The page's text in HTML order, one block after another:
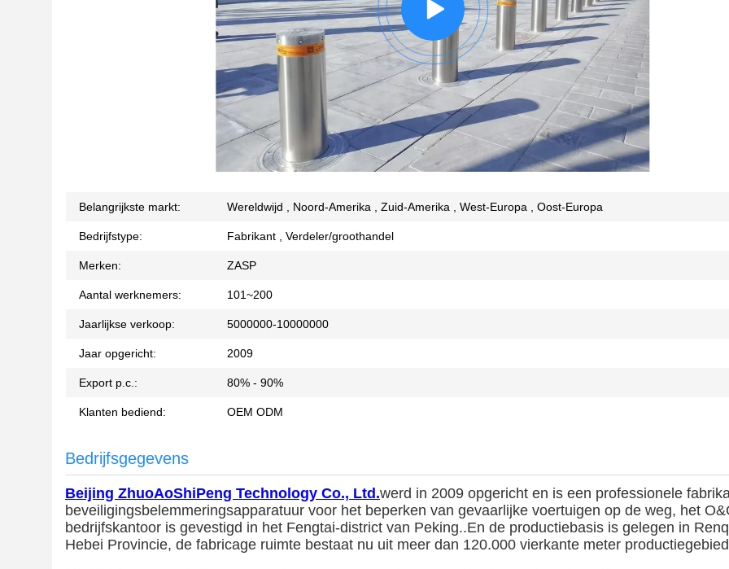
Belangrijkste markt: Wereldwijd , Noord-Amerika , Zuid-Amerika , West-Europa , Oost-Europa
Bedrijfstype: Fabrikant , Verdeler/groothandel
Merken: ZASP
Aantal werknemers: 101~200
Jaarlijkse verkoop: 5000000-10000000
Jaar opgericht: 2009
Export p.c.: 80% - 90%
Klanten bediend: OEM ODM
Bedrijfsgegevens
Beijing ZhuoAoShiPeng Technology Co., Ltd.werd in 2009 opgericht en is een professionele
beveiligingsbelemmeringsapparatuur voor het beperken van gevaarlijke voertuigen op de weg, het
bedrijfskantoor is gevestigd in het Fengtai-district van Peking..En de productiebasis is gelegen in
Hebei Provincie, de fabricage ruimte bestaat nu uit meer dan 120.000 vierkante meter